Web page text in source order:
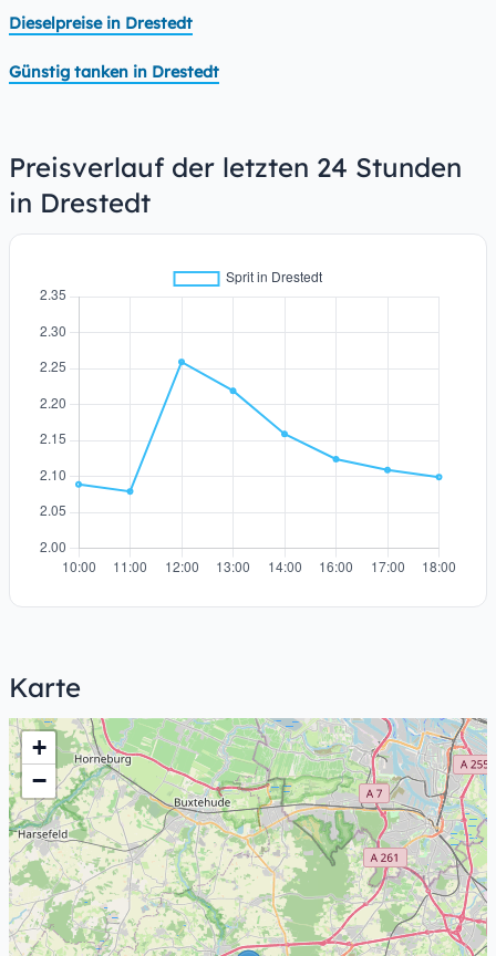
Dieselpreise in Drestedt
Günstig tanken in Drestedt
Preisverlauf der letzten 24 Stunden
in Drestedt
Karte
+
−